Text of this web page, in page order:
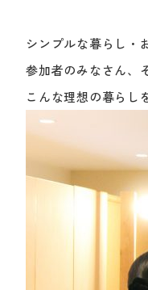
シンプルな暮らし・
参加者のみなさん、
こんな理想の暮らし